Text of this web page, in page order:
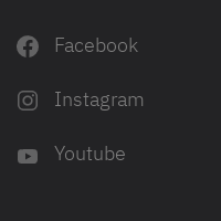
Facebook
Instagram
Youtube